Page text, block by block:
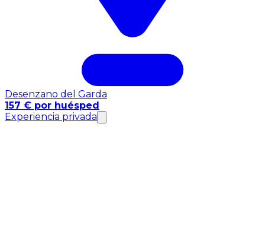
Desenzano del Garda
157 € por huésped
Experiencia privada